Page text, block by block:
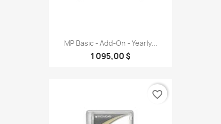
MP Basic - Add-On - Yearly...
1 095,00 $
favorite_border